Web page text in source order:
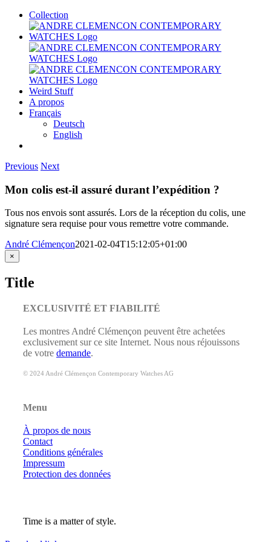
Skip
content
Collection
Weird Stuff
A propos
Français
Deutsch
English
Previous Next
Mon colis est-il assuré durant l’expédition ?
Tous nos envois sont assurés. Lors de la réception du colis, une
signature sera requise pour vous remettre votre commande.
André Clémençon2021-02-04T15:12:05+01:00
Close
product
view
×
Title
EXCLUSIVITÉ ET FIABILITÉ
Les montres André Clémençon peuvent être achetées
exclusivement sur ce site Internet. Nous nous réjouissons
de votre demande.
© 2024 André Clémençon Contemporary Watches AG
Menu
À propos de nous
Contact
Conditions générales
Impressum
Protection des données
Time is a matter of style.